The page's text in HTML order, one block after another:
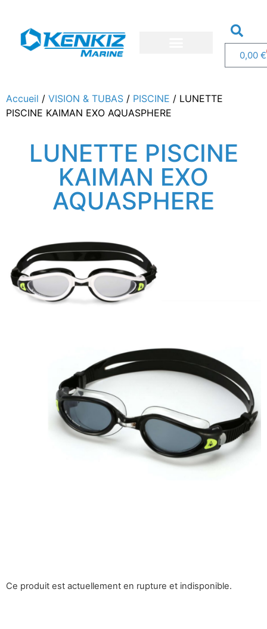
0,00 €
Accueil / VISION & TUBAS / PISCINE / LUNETTE
PISCINE KAIMAN EXO AQUASPHERE
LUNETTE PISCINE
KAIMAN EXO
AQUASPHERE
Ce produit est actuellement en rupture et indisponible.